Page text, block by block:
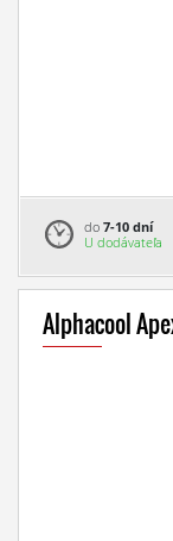
do 7-10 dní
U dodávateľa
Alphacool